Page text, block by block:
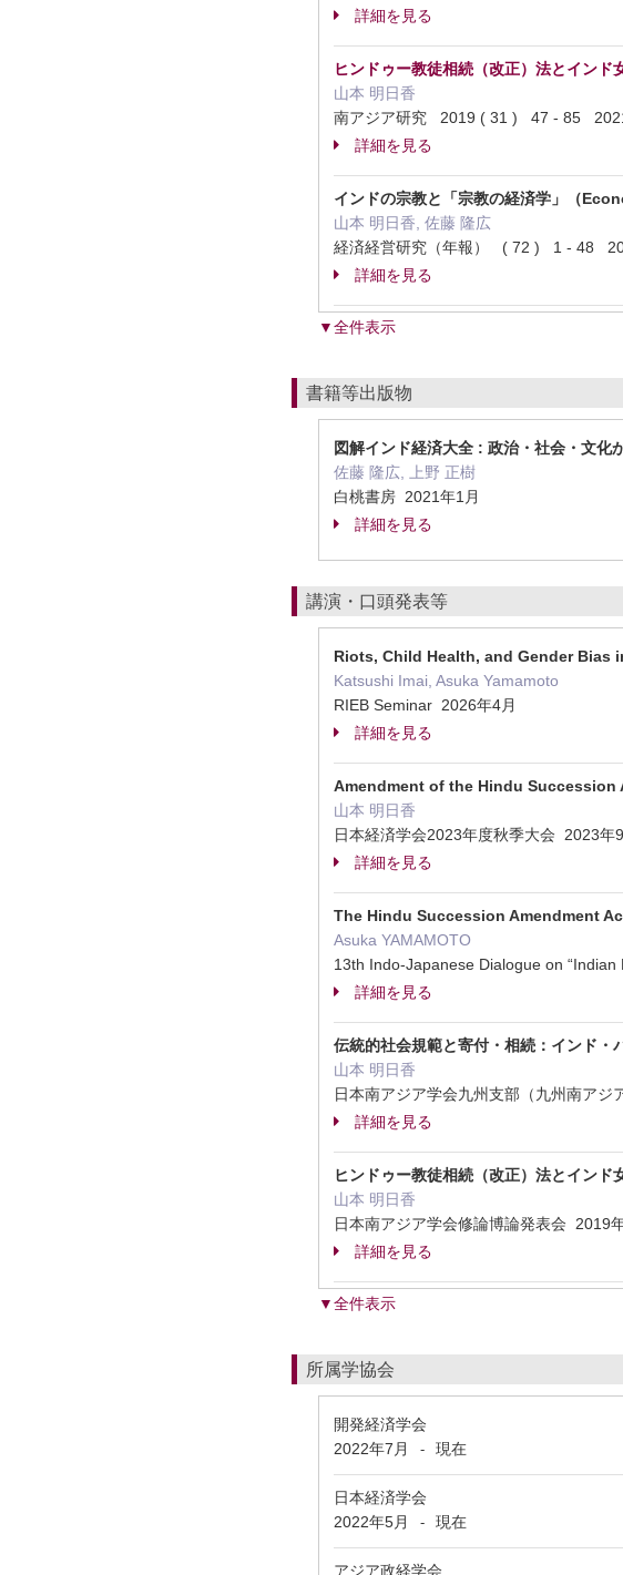
詳細を見る
ヒンドゥー教徒相続（改正）法とイン
山本 明日香
南アジア研究 2019 ( 31 ) 47 - 85
詳細を見る
インドの宗教と「宗教の経済学」（
山本 明日香, 佐藤 隆広
経済経営研究（年報） ( 72 ) 1 - 48
詳細を見る
▼全件表示
書籍等出版物
図解インド経済大全 : 政治・社会・文化
佐藤 隆広, 上野 正樹
白桃書房 2021年1月
詳細を見る
講演・口頭発表等
Riots, Child Health, and Gender Bias
Katsushi Imai, Asuka Yamamoto
RIEB Seminar 2026年4月
詳細を見る
Amendment of the Hindu Succession
山本 明日香
日本経済学会2023年度秋季大会 2023年
詳細を見る
The Hindu Succession Amendment
Asuka YAMAMOTO
13th Indo-Japanese Dialogue on
詳細を見る
伝統的社会規範と寄付・相続：インド・
山本 明日香
日本南アジア学会九州支部（九州南ア
詳細を見る
ヒンドゥー教徒相続（改正）法とインド
山本 明日香
日本南アジア学会修論博論発表会 2019
詳細を見る
▼全件表示
所属学協会
開発経済学会
2022年7月
- 現在
日本経済学会
2022年5月
- 現在
アジア政経学会